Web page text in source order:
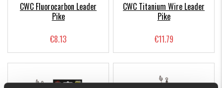
CWC Fluorocarbon Leader
Pike
€8.13
CWC Titanium Wire Leader
Pike
€11.79